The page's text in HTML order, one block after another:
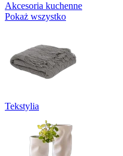
Akcesoria kuchenne
Pokaż wszystko
Tekstylia